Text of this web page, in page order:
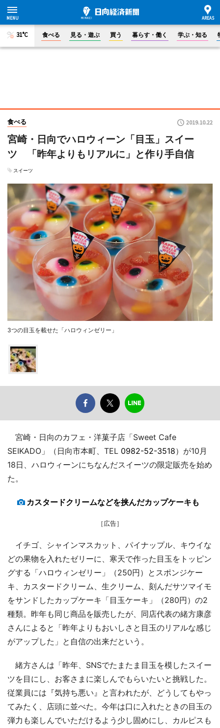
31°C 食べる 見る・遊ぶ 買う 暮らす・働く 学ぶ・知る
食べる 2019.10.22
宮崎・日向でハロウィーン「目玉」スイー
ツ 「昨年よりもリアルに」と作り手自信
スイーツ
3つの目玉を載せた「ハロウィンゼリー」
宮崎・日向のカフェ・洋菓子店「Sweet Cafe
SEIKADO」（日向市本町、TEL 0982-52-3518）が10月
18日、ハロウィーンにちなんだスイーツの限定販売を始め
た。
カスタードクリームなどを挟んだカップケーキも
［広告］
イチゴ、シャインマスカット、パイナップル、キウイな
どの果物を入れたゼリーに、寒天で作った目玉をトッピン
グする「ハロウィンゼリー」（250円）とスポンジケー
キ、カスタードクリーム、生クリーム、刻んだサツマイモ
をサンドしたカップケーキ「目玉ケーキ」（280円）の2
種類。昨年も同じ商品を販売したが、同店代表の緒方康彦
さんによると「昨年よりもおいしさと目玉のリアルな感じ
がアップした」と自信の出来だという。
緒方さんは「昨年、SNSでたまたま目玉を模したスイー
ツを目にし、お客さまに楽しんでもらいたいと挑戦した。
従業員には『気持ち悪い』と言われたが、どうしてもやっ
てみたく、店頭に並べた。今年は口に入れたときの目玉の
弾力も楽しんでいただけるよう少し固めにし、カルピスも